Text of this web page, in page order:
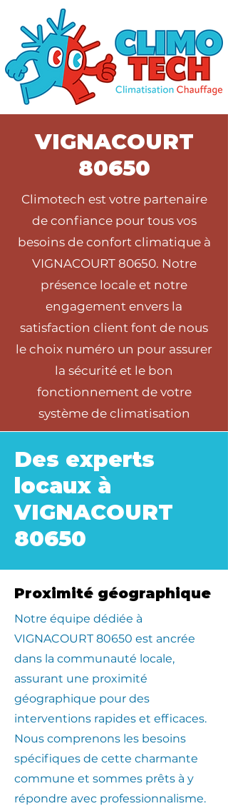
VIGNACOURT
80650
Climotech est votre partenaire
de confiance pour tous vos
besoins de confort climatique à
VIGNACOURT 80650. Notre
présence locale et notre
engagement envers la
satisfaction client font de nous
le choix numéro un pour assurer
la sécurité et le bon
fonctionnement de votre
système de climatisation
Des experts
locaux à
VIGNACOURT
80650
Proximité géographique
​Notre équipe dédiée à
VIGNACOURT 80650 est ancrée
dans la communauté locale,
assurant une proximité
géographique pour des
interventions rapides et efficaces.
Nous comprenons les besoins
spécifiques de cette charmante
commune et sommes prêts à y
répondre avec professionnalisme.